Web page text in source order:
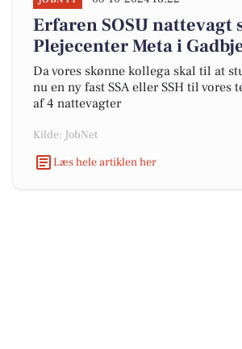
Erfaren SOSU nattevagt
Plejecenter Meta i
Da vores skønne kollega skal til at
nu en ny fast SSA eller SSH til vores
af 4 nattevagter
Kilde: JobNet
Læs hele artiklen her